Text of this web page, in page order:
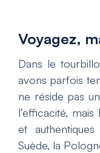
Voyagez,
Dans le
avons parfois
ne réside pas
l’efficacité,
et
Suède, la